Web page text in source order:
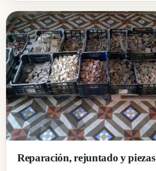
Reparación, rejuntado y piezas